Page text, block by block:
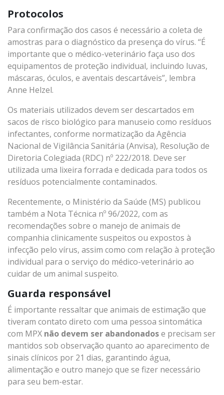
Protocolos
Para confirmação dos casos é necessário a coleta de
amostras para o diagnóstico da presença do vírus. “É
importante que o médico-veterinário faça uso dos
equipamentos de proteção individual, incluindo luvas,
máscaras, óculos, e aventais descartáveis”, lembra
Anne Helzel.
Os materiais utilizados devem ser descartados em
sacos de risco biológico para manuseio como resíduos
infectantes, conforme normatização da Agência
Nacional de Vigilância Sanitária (Anvisa), Resolução de
Diretoria Colegiada (RDC) nº 222/2018. Deve ser
utilizada uma lixeira forrada e dedicada para todos os
resíduos potencialmente contaminados.
Recentemente, o Ministério da Saúde (MS) publicou
também a Nota Técnica nº 96/2022, com as
recomendações sobre o manejo de animais de
companhia clinicamente suspeitos ou expostos à
infecção pelo vírus, assim como com relação à proteção
individual para o serviço do médico-veterinário ao
cuidar de um animal suspeito.
Guarda responsável
É importante ressaltar que animais de estimação que
tiveram contato direto com uma pessoa sintomática
com MPX não devem ser abandonadose precisam ser
mantidos sob observação quanto ao aparecimento de
sinais clínicos por 21 dias, garantindo água,
alimentação e outro manejo que se fizer necessário
para seu bem-estar.